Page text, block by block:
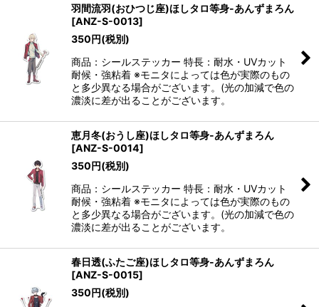
羽間流羽(おひつじ座)ほしタロ等身-あんずまろん
[ANZ-S-0013]
350円(税別)
商品：シールステッカー 特長：耐水・UVカット
耐候・強粘着 ※モニタによっては色が実際のもの
と多少異なる場合がございます。(光の加減で色の
濃淡に差が出ることがございます。
恵月冬(おうし座)ほしタロ等身-あんずまろん
[ANZ-S-0014]
350円(税別)
商品：シールステッカー 特長：耐水・UVカット
耐候・強粘着 ※モニタによっては色が実際のもの
と多少異なる場合がございます。(光の加減で色の
濃淡に差が出ることがございます。
春日透(ふたご座)ほしタロ等身-あんずまろん
[ANZ-S-0015]
350円(税別)